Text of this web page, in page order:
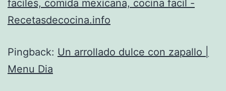
faciles, comida mexicana, cocina facil -
Recetasdecocina.info
Pingback: Un arrollado dulce con zapallo |
Menu Dia